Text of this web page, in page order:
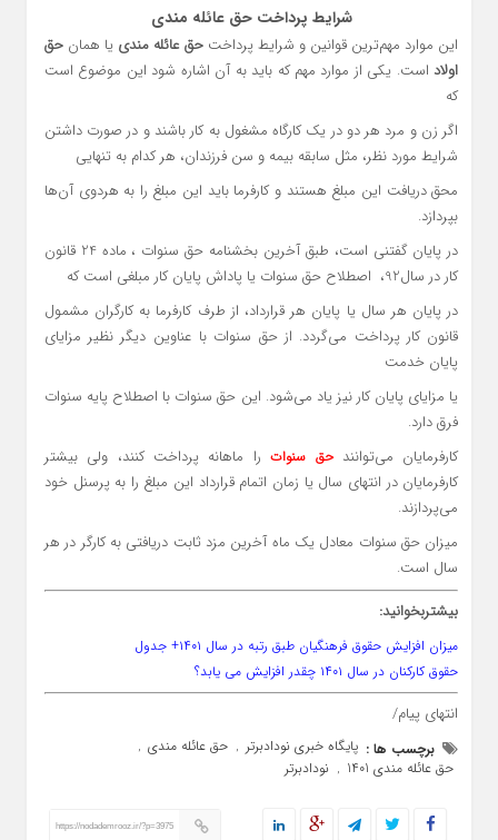
شرایط پرداخت حق عائله مندی
این موارد مهم‌ترین قوانین و شرایط پرداخت حق عائله مندی یا همانحق
اولاد است. یکی از موارد مهم که باید به آن اشاره شود این موضوع است
که
اگر زن و مرد هر دو در یک کارگاه مشغول به کار باشند و در صورت داشتن
شرایط مورد نظر، مثل سابقه بیمه و سن فرزندان، هر کدام به تنهایی
محق دریافت این مبلغ هستند و کارفرما باید این مبلغ را به هردوی آن‌ها
بپردازد.
در پایان گفتنی است، طبق آخرین بخشنامه حق سنوات ، ماده 24 قانون
کار در سال92، اصطلاح حق سنوات یا پاداش پایان کار مبلغی است که
در پایان هر سال یا پایان هر قرارداد، از طرف کارفرما به کارگران مشمول
قانون کار پرداخت می‌گردد. از حق سنوات با عناوین دیگر نظیر مزایای
پایان خدمت
یا مزایای پایان کار نیز یاد می‌شود. این حق سنوات با اصطلاح پایه سنوات
فرق دارد.
کارفرمایان می‌توانندحق سنواترا ماهانه پرداخت کنند، ولی بیشتر
کارفرمایان در انتهای سال یا زمان اتمام قرارداد این مبلغ را به پرسنل خود
می‌پردازند.
میزان حق سنوات معادل یک ماه آخرین مزد ثابت دریافتی به کارگر در هر
سال است.
بیشتربخوانید:
میزان افزایش حقوق فرهنگیان طبق رتبه در سال ۱۴۰۱+ جدول
حقوق کارکنان در سال ۱۴۰۱ چقدر افزایش می یابد؟
انتهای پیام/
برچسب ها : پایگاه خبری نودادبرتر , حق عائله مندی ,
حق عائله مندی 1401 , نودادبرتر
https://nodademrooz.ir/?p=3975